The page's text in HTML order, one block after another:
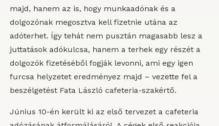
majd, hanem az is, hogy munkaadónak és a
dolgozónak megosztva kell fizetnie utána az
adóterhet. Így tehát nem pusztán magasabb lesz a
juttatások adókulcsa, hanem a terhek egy részét a
dolgozók fizetéséből fogják levonni, ami egy igen
furcsa helyzetet eredményez majd – vezette fel a
beszélgetést Fata László cafeteria-szakértő.
Június 10-én került ki az első tervezet a cafeteria